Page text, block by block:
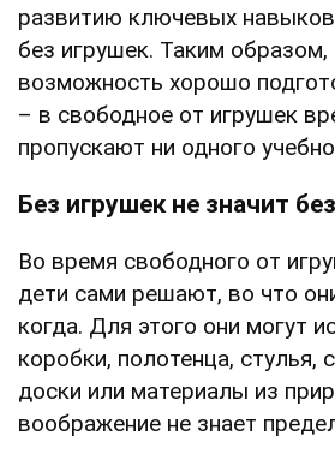
развитию ключевых
без игрушек. Таким
возможность хорошо
– в свободное от игрушек
пропускают ни одного
Без игрушек не значит
Во время свободного от
дети сами решают, во что
когда. Для этого они могут
коробки, полотенца, стулья,
доски или материалы из
воображение не знает